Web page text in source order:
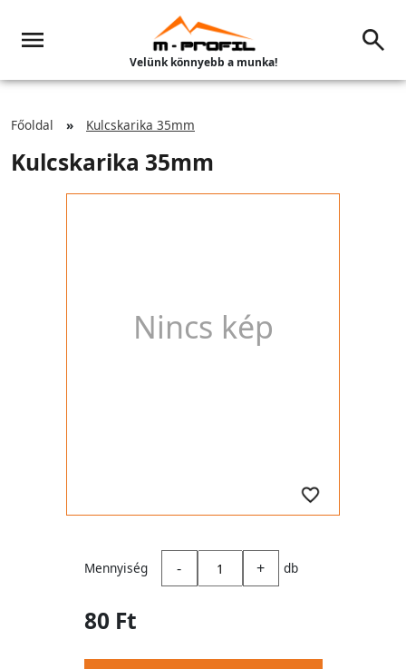
Velünk könnyebb a munka!
Főoldal Kulcskarika 35mm
Kulcskarika 35mm
Nincs kép
Mennyiség - + db
80 Ft